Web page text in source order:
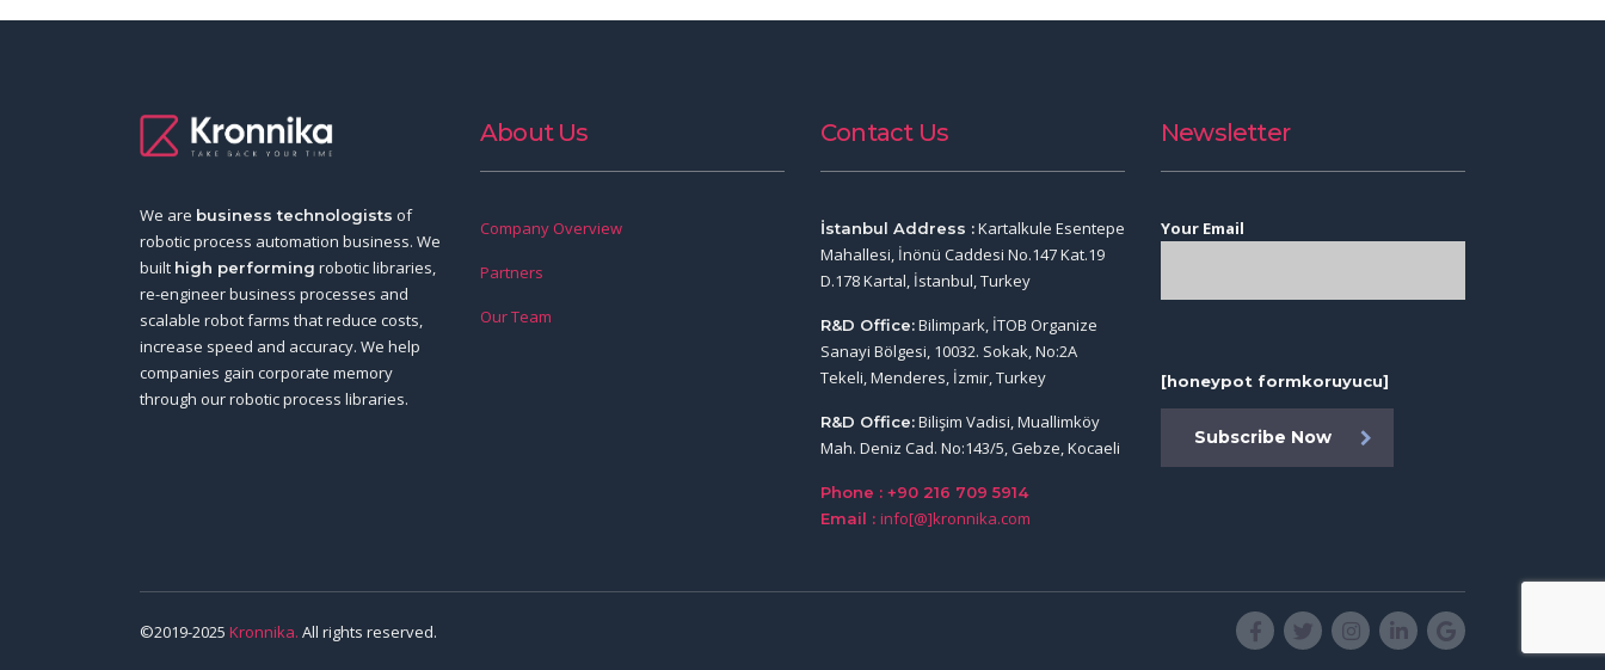
We are business technologists of
robotic process automation business. We
built high performing robotic libraries,
re-engineer business processes and
scalable robot farms that reduce costs,
increase speed and accuracy. We help
companies gain corporate memory
through our robotic process libraries.
About Us
Company Overview
Partners
Our Team
Contact Us
İstanbul Address :Kartalkule Esentepe
Mahallesi, İnönü Caddesi No.147 Kat.19
D.178 Kartal, İstanbul, Turkey
R&D Office:Bilimpark, İTOB Organize
Sanayi Bölgesi, 10032. Sokak, No:2A
Tekeli, Menderes, İzmir, Turkey
R&D Office:Bilişim Vadisi, Muallimköy
Mah. Deniz Cad. No:143/5, Gebze, Kocaeli
Phone : +90 216 709 5914
Email : info[@]kronnika.com
Newsletter
Your Email
[honeypot formkoruyucu]
Subscribe Now
©2019-2025 Kronnika. All rights reserved.